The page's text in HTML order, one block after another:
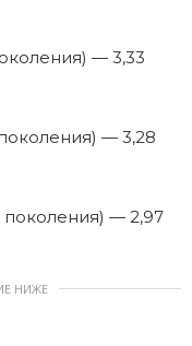
— 3,33
— 3,28
поколения) — 2,97
НИЖЕ